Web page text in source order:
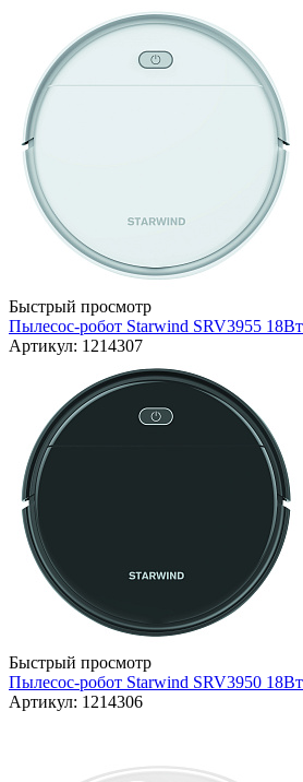
Быстрый просмотр
Пылесос-робот Starwind SRV3955
Артикул: 1214307
Быстрый просмотр
Пылесос-робот Starwind SRV3950
Артикул: 1214306